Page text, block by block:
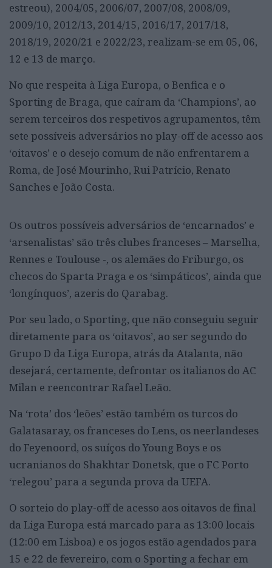
estreou), 2004/05, 2006/07, 2007/08, 2008/09,
2009/10, 2012/13, 2014/15, 2016/17, 2017/18,
2018/19, 2020/21 e 2022/23, realizam-se em 05, 06,
12 e 13 de março.
No que respeita à Liga Europa, o Benfica e o
Sporting de Braga, que caíram da ‘Champions’, ao
serem terceiros dos respetivos agrupamentos, têm
sete possíveis adversários no play-off de acesso aos
‘oitavos’ e o desejo comum de não enfrentarem a
Roma, de José Mourinho, Rui Patrício, Renato
Sanches e João Costa.
Os outros possíveis adversários de ‘encarnados’ e
‘arsenalistas’ são três clubes franceses – Marselha,
Rennes e Toulouse -, os alemães do Friburgo, os
checos do Sparta Praga e os ‘simpáticos’, ainda que
‘longínquos’, azeris do Qarabag.
Por seu lado, o Sporting, que não conseguiu seguir
diretamente para os ‘oitavos’, ao ser segundo do
Grupo D da Liga Europa, atrás da Atalanta, não
desejará, certamente, defrontar os italianos do AC
Milan e reencontrar Rafael Leão.
Na ‘rota’ dos ‘leões’ estão também os turcos do
Galatasaray, os franceses do Lens, os neerlandeses
do Feyenoord, os suíços do Young Boys e os
ucranianos do Shakhtar Donetsk, que o FC Porto
‘relegou’ para a segunda prova da UEFA.
O sorteio do play-off de acesso aos oitavos de final
da Liga Europa está marcado para as 13:00 locais
(12:00 em Lisboa) e os jogos estão agendados para
15 e 22 de fevereiro, com o Sporting a fechar em